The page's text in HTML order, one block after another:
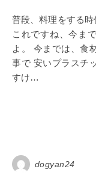
普段、料理をする時使っているまな板の材質はなんですか？
これですね、今ま
よ。 今までは、食
事で 安いプラスチ
すけ…
dogyan24